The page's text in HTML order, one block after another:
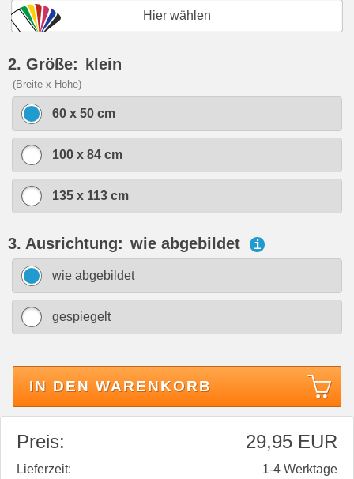
Hier wählen
2. Größe: klein
(Breite x Höhe)
60 x 50 cm
100 x 84 cm
135 x 113 cm
3. Ausrichtung: wie abgebildet i
wie abgebildet
gespiegelt
IN DEN WARENKORB
Preis: 29,95 EUR
Lieferzeit:
1-4 Werktage